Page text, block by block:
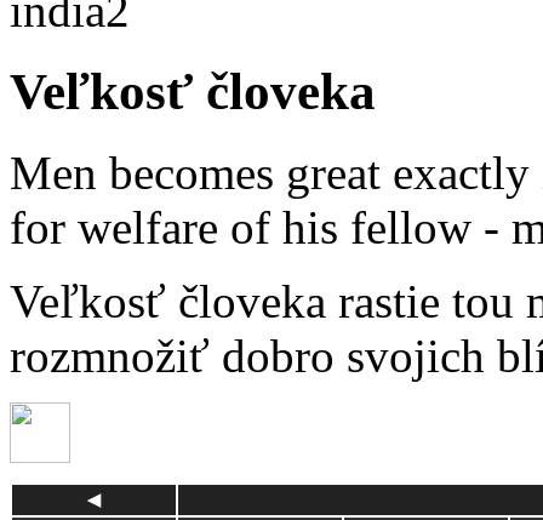
Veľkosť človeka
Men becomes great
for welfare of his fellow -
Veľkosť človeka rastie tou
rozmnožiť dobro svojich
◀